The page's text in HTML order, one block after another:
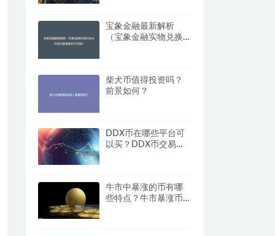
宝象金融最新解析
（宝象金融实物兑换
柴犬币值得投资吗？
前景如何？
DDX币在哪些平台可
以买？DDX币交易所
牛市中暴涨的币有哪
些特点？牛市暴涨币